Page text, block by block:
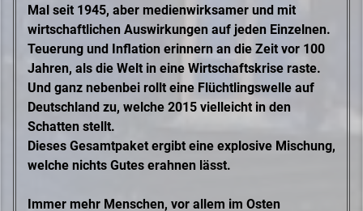
Mal seit 1945, aber medienwirksamer und mit
wirtschaftlichen Auswirkungen auf jeden Einzelnen.
Teuerung und Inflation erinnern an die Zeit vor 100
Jahren, als die Welt in eine Wirtschaftskrise raste.
Und ganz nebenbei rollt eine Flüchtlingswelle auf
Deutschland zu, welche 2015 vielleicht in den
Schatten stellt.
Dieses Gesamtpaket ergibt eine explosive Mischung,
welche nichts Gutes erahnen lässt.
Immer mehr Menschen, vor allem im Osten